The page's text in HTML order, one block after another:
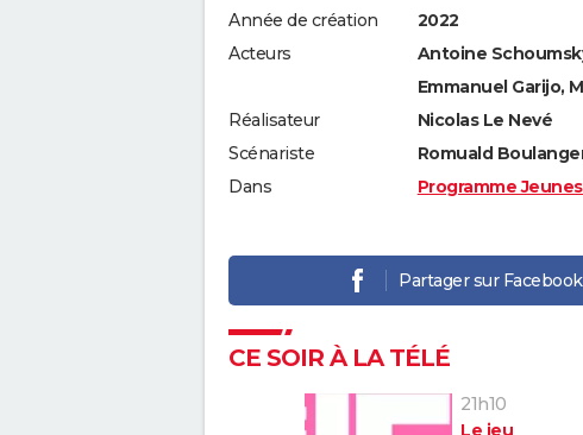
Année de création
2022
Acteurs
Antoine
Emmanuel Garijo,
Réalisateur
Nicolas Le Nevé
Scénariste
Romuald
Dans
Programme
Partager sur Facebook
CE SOIR À LA TÉLÉ
21h10